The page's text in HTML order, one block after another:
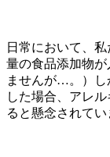
日常において、
量の食品添加物
ませんが…。）し
した場合、アレ
ると懸念されてい